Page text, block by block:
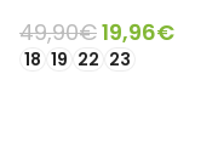
49,90€19,96€
18 19 22 23